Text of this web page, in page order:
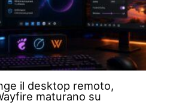
il desktop remoto,
maturano su